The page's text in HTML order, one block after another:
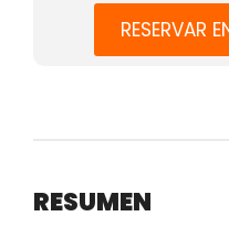
RESERVAR
RESUMEN